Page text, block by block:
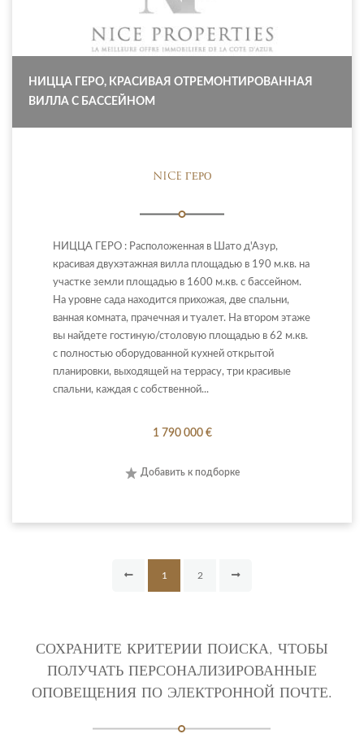
НИЦЦА ГЕРО, КРАСИВАЯ ОТРЕМОНТИРОВАННАЯ
ВИЛЛА С БАССЕЙНОМ
NICE ГЕРО
НИЦЦА ГЕРО : Расположенная в Шато д'Азур,
красивая двухэтажная вилла площадью в 190 м.кв. на
участке земли площадью в 1600 м.кв. с бассейном.
На уровне сада находится прихожая, две спальни,
ванная комната, прачечная и туалет. На втором этаже
вы найдете гостиную/столовую площадью в 62 м.кв.
с полностью оборудованной кухней открытой
планировки, выходящей на террасу, три красивые
спальни, каждая с собственной...
1 790 000 €
Добавить к подборке
1 2
СОХРАНИТЕ КРИТЕРИИ ПОИСКА, ЧТОБЫ
ПОЛУЧАТЬ ПЕРСОНАЛИЗИРОВАННЫЕ
ОПОВЕЩЕНИЯ ПО ЭЛЕКТРОННОЙ ПОЧТЕ.